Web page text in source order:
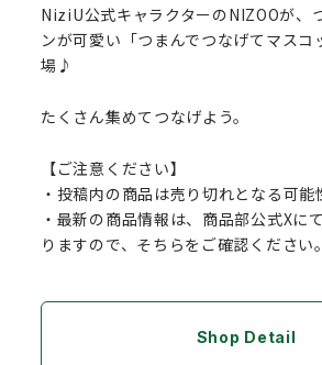
NiziU公式キャラクターのNIZOOが、
ンが可愛い「つまんでつなげてマスコ
場♪
たくさん集めてつなげよう。
【ご注意ください】
・投稿内の商品は売り切れとなる可能
・最新の商品情報は、商品部公式Xに
りますので、そちらをご確認ください。
Shop Detail